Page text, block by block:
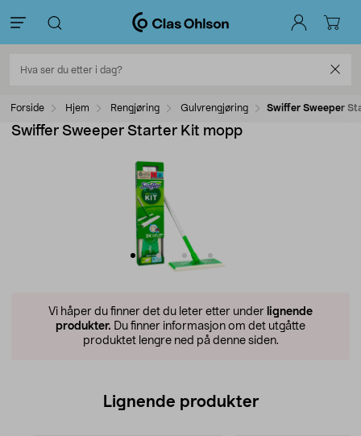
Forside Hjem Rengjøring Gulvrengjøring Swiffer Sweeper
Swiffer Sweeper Starter Kit mopp
Vi håper du finner det du leter etter under lignende
produkter. Du finner informasjon om det utgåtte
produktet lengre ned på denne siden.
Lignende produkter